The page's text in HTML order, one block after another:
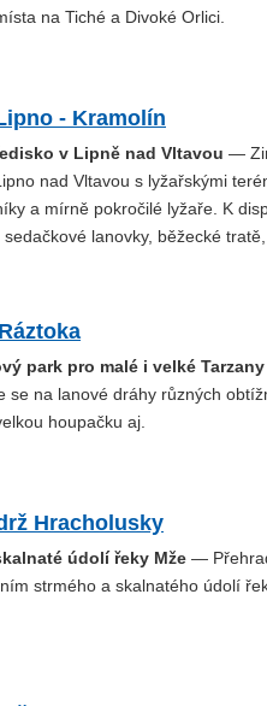
na Tiché a Divoké Orlici.
- Kramolín
v Lipně nad Vltavou —
nad Vltavou s lyžařskými
a mírně pokročilé lyžaře. K
lanovky, běžecké
park pro malé i velké Tarzany
se na lanové dráhy různých
houpačku aj.
Hracholusky
údolí řeky Mže —
strmého a skalnatého údolí